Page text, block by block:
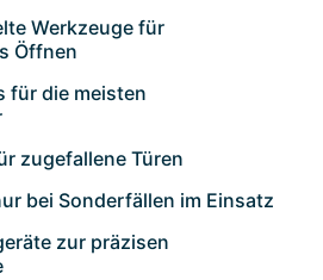
Werkzeuge für
Öffnen
für die meisten
zugefallene Türen
bei Sonderfällen im Einsatz
zur präzisen